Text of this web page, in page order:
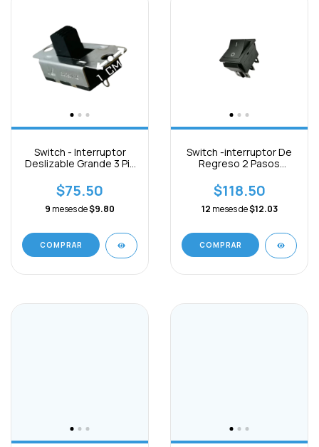
Switch - Interruptor
Deslizable Grande 3 Pin
$75.50
9 meses de$9.80
COMPRAR
Switch -interruptor De
Regreso 2 Pasos
$118.50
12 meses de$12.03
COMPRAR